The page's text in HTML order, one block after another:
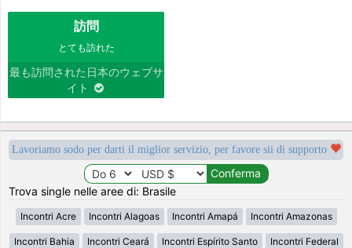
訪問
とても訪れた
最も訪問された日本のウェブサ
イト
Lavoriamo sodo per darti il miglior servizio, per favore sii di supporto
Trova single nelle aree di: Brasile
Incontri Acre Incontri Alagoas Incontri Amapá Incontri Amazonas
Incontri Bahia Incontri Ceará Incontri Espírito Santo Incontri Federal